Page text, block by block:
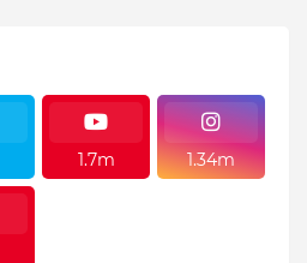
1.7m 1.34m